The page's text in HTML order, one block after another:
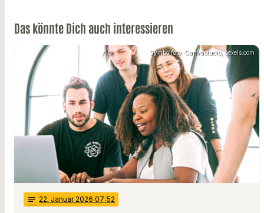
Das könnte Dich auch interessieren
Symbolfoto: Canvastudio, pexels.com
notes 22. Januar 2026 07:52